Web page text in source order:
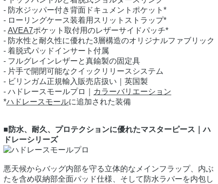
- 防水ジッパー付き背面ドキュメントポケット*
- ローリングケース装着用スリットストラップ*
- AVEA7ポケット取付用のレザーサイドパッチ*
- 防水性と耐久性に優れた3層構造のオリジナルファブリック
- 着脱式パッドインサート付属
- フルグレインレザーと真鍮製の固定具
- 片手で開閉可能なクイックリリースシステム
- ビリンガム正規輸入販売店扱い｜英国製
- ハドレースモールプロ｜
カラーバリエーション
*ハドレースモールに追加された装備
■防水、耐久、プロテクションに優れたマスターピース｜ハ
ドレーシリーズ
悪天候からバッグ内部を守る立体的なメインフラップ、内ぶ
たを含め収納部全面パッド仕様、そして防水ラバーを内包し